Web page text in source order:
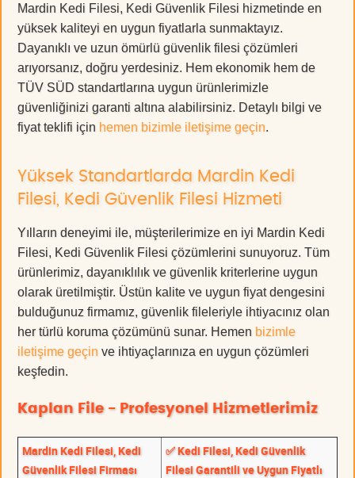
Mardin Kedi Filesi, Kedi Güvenlik Filesi hizmetinde en
yüksek kaliteyi en uygun fiyatlarla sunmaktayız.
Dayanıklı ve uzun ömürlü güvenlik filesi çözümleri
arıyorsanız, doğru yerdesiniz. Hem ekonomik hem de
TÜV SÜD standartlarına uygun ürünlerimizle
güvenliğinizi garanti altına alabilirsiniz. Detaylı bilgi ve
fiyat teklifi için hemen bizimle iletişime geçin.
Yüksek Standartlarda Mardin Kedi
Filesi, Kedi Güvenlik Filesi Hizmeti
Yılların deneyimi ile, müşterilerimize en iyi Mardin Kedi
Filesi, Kedi Güvenlik Filesi çözümlerini sunuyoruz. Tüm
ürünlerimiz, dayanıklılık ve güvenlik kriterlerine uygun
olarak üretilmiştir. Üstün kalite ve uygun fiyat dengesini
bulduğunuz firmamız, güvenlik fileleriyle ihtiyacınız olan
her türlü koruma çözümünü sunar. Hemen bizimle
iletişime geçin ve ihtiyaçlarınıza en uygun çözümleri
keşfedin.
Kaplan File - Profesyonel Hizmetlerimiz
Mardin Kedi Filesi, Kedi
Güvenlik Filesi Firması
✅ Kedi Filesi, Kedi Güvenlik
Filesi Garantili ve Uygun Fiyatlı